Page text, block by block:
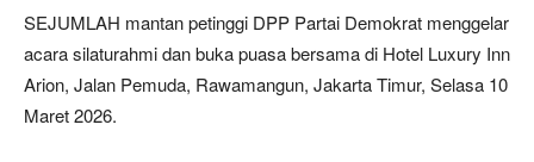
SEJUMLAH mantan petinggi DPP Partai Demokrat menggelar
acara silaturahmi dan buka puasa bersama di Hotel Luxury Inn
Arion, Jalan Pemuda, Rawamangun, Jakarta Timur, Selasa 10
Maret 2026.